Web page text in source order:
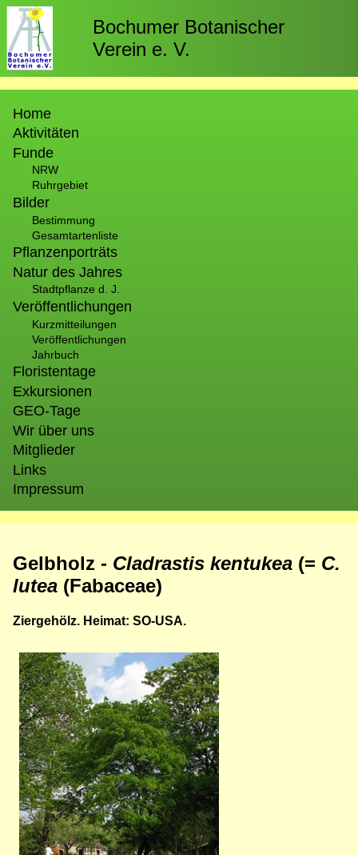
Direkt
zum
Inhalt
Bochumer Botanischer
Verein e. V.
Home
Aktivitäten
Funde
NRW
Ruhrgebiet
Bilder
Bestimmung
Gesamtartenliste
Pflanzenporträts
Natur des Jahres
Stadtpflanze d. J.
Veröffentlichungen
Kurzmitteilungen
Veröffentlichungen
Jahrbuch
Floristentage
Exkursionen
GEO-Tage
Wir über uns
Mitglieder
Links
Impressum
Gelbholz - Cladrastis kentukea (= C.
lutea (Fabaceae)
Ziergehölz. Heimat: SO-USA.
Bild